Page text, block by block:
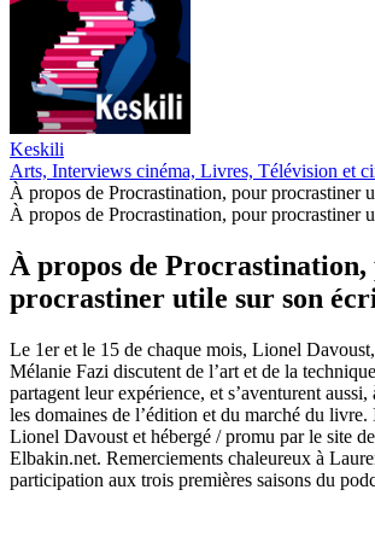
Keskili
Arts, Interviews cinéma, Livres, Télévision et
À propos de Procrastination, pour procrastiner
À propos de Procrastination, pour procrastiner
À propos de Procrastination,
procrastiner utile sur son
Le 1er et le 15 de chaque mois, Lionel
Mélanie Fazi discutent de l’art et de la
partagent leur expérience, et s’aventurent aussi,
les domaines de l’édition et du marché du
Lionel Davoust et hébergé / promu par le site
Elbakin.net. Remerciements chaleureux à
participation aux trois premières saisons du